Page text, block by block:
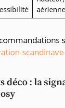
aérienne
déco : la